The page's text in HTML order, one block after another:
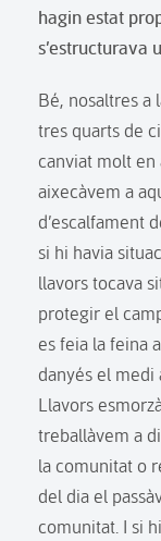
hagin estat
s’estructurava
Bé, nosaltres a
tres quarts de
canviat molt en
aixecàvem a
d’escalfament
si hi havia
llavors tocava
protegir el
es feia la feina
danyés el
Llavors
treballàvem a
la comunitat o
del dia el
comunitat. I si